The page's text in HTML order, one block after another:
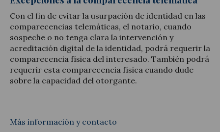
Con el fin de evitar la usurpación de identidad en las
comparecencias telemáticas, el notario, cuando
sospeche o no tenga clara la intervención y
acreditación digital de la identidad, podrá requerir la
comparecencia física del interesado. También podrá
requerir esta comparecencia física cuando dude
sobre la capacidad del otorgante.
Más información y contacto